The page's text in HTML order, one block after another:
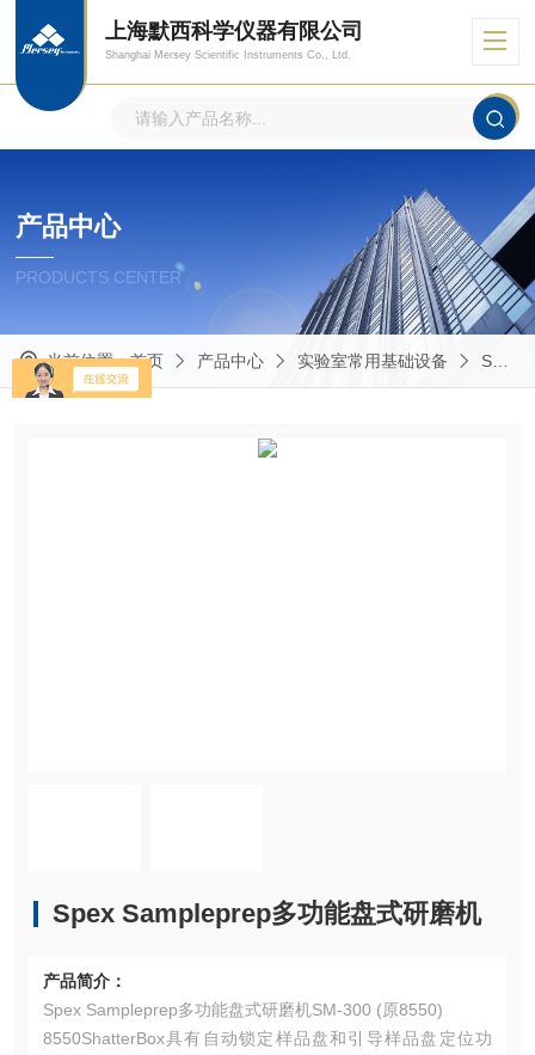
上海默西科学仪器有限公司
Shanghai Mersey Scientific Instruments Co., Ltd.
产品中心
PRODUCTS CENTER
当前位置：首页 产品中心 实验室常用基础设备 Spex研磨仪
Spex Sampleprep多功能盘式研磨机
产品简介：
Spex Sampleprep多功能盘式研磨机SM-300 (原8550)
8550ShatterBox具有自动锁定样品盘和引导样品盘定位功